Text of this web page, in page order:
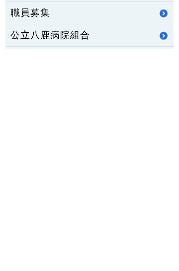
職員募集
公立八鹿病院組合